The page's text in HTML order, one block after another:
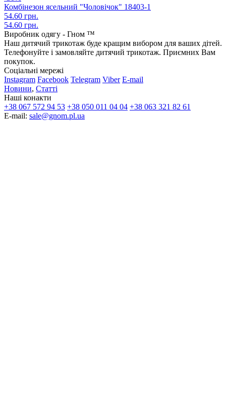
Комбінезон ясельний "Чоловічок" 18403-1
54.60 грн.
54.60 грн.
Виробник одягу - Гном ™
Наш дитячий трикотаж буде кращим вибором для ваших дітей.
Телефонуйте і замовляйте дитячий трикотаж. Приємних Вам
покупок.
Соціальні мережі
Instagram Facebook Telegram Viber E-mail
Новини, Статті
Наші конакти
+38 067 572 94 53 +38 050 011 04 04 +38 063 321 82 61
E-mail: sale@gnom.pl.ua